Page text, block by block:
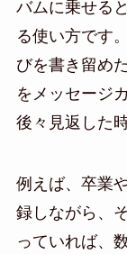
バムに乗せる
る使い方です
びを書き留め
をメッセージ
後々見返した
例えば、卒業
録しながら、
っていれば、